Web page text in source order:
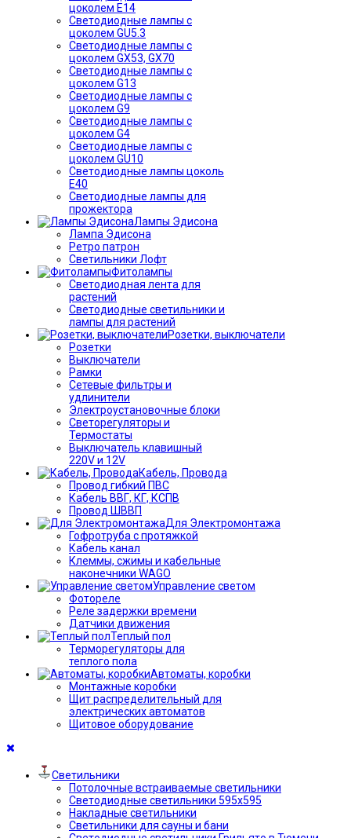
цоколем E14
Светодиодные лампы с
цоколем GU5.3
Светодиодные лампы с
цоколем GX53, GX70
Светодиодные лампы с
цоколем G13
Светодиодные лампы с
цоколем G9
Светодиодные лампы с
цоколем G4
Светодиодные лампы с
цоколем GU10
Светодиодные лампы цоколь
Е40
Светодиодные лампы для
прожектора
Лампы Эдисона
Лампа Эдисона
Ретро патрон
Светильники Лофт
Фитолампы
Светодиодная лента для
растений
Светодиодные светильники и
лампы для растений
Розетки, выключатели
Розетки
Выключатели
Рамки
Сетевые фильтры и
удлинители
Электроустановочные блоки
Светорегуляторы и
Термостаты
Выключатель клавишный
220V и 12V
Кабель, Провода
Провод гибкий ПВС
Кабель ВВГ, КГ, КСПВ
Провод ШВВП
Для Электромонтажа
Гофротруба с протяжкой
Кабель канал
Клеммы, сжимы и кабельные
наконечники WAGO
Управление светом
Фотореле
Реле задержки времени
Датчики движения
Теплый пол
Терморегуляторы для
теплого пола
Автоматы, коробки
Монтажные коробки
Щит распределительный для
электрических автоматов
Щитовое оборудование
Светильники
Потолочные встраиваемые светильники
Светодиодные светильники 595х595
Накладные светильники
Светильники для сауны и бани